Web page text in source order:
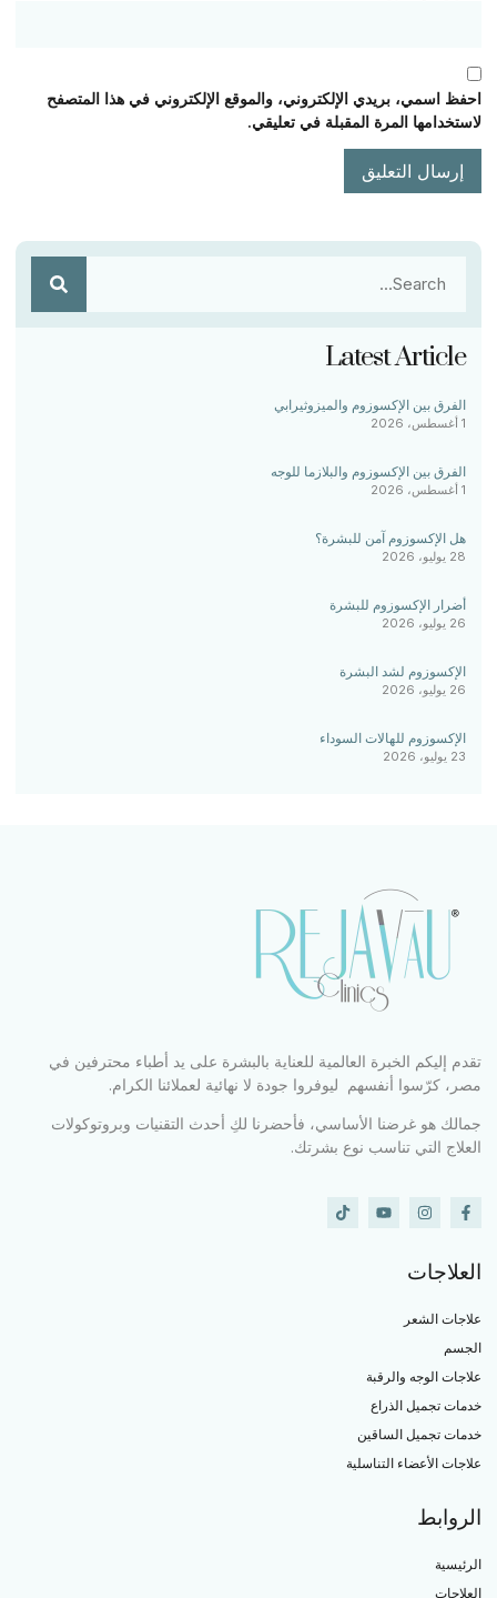
احفظ اسمي، بريدي الإلكتروني، والموقع الإلكتروني في هذا المتصفح
لاستخدامها المرة المقبلة في تعليقي.
Latest Article
الفرق بين الإكسوزوم والميزوثيرابي
1 أغسطس، 2026
الفرق بين الإكسوزوم والبلازما للوجه
1 أغسطس، 2026
هل الإكسوزوم آمن للبشرة؟
28 يوليو، 2026
أضرار الإكسوزوم للبشرة
26 يوليو، 2026
الإكسوزوم لشد البشرة
26 يوليو، 2026
الإكسوزوم للهالات السوداء
23 يوليو، 2026
تقدم إليكم الخبرة العالمية للعناية بالبشرة على يد أطباء محترفين في
مصر، كرّسوا أنفسهم ليوفروا جودة لا نهائية لعملائنا الكرام.
جمالك هو غرضنا الأساسي، فأحضرنا لكِ أحدث التقنيات وبروتوكولات
العلاج التي تناسب نوع بشرتك.
العلاجات
علاجات الشعر
الجسم
علاجات الوجه والرقبة
خدمات تجميل الذراع
خدمات تجميل الساقين
علاجات الأعضاء التناسلية
الروابط
الرئيسية
العلاجات